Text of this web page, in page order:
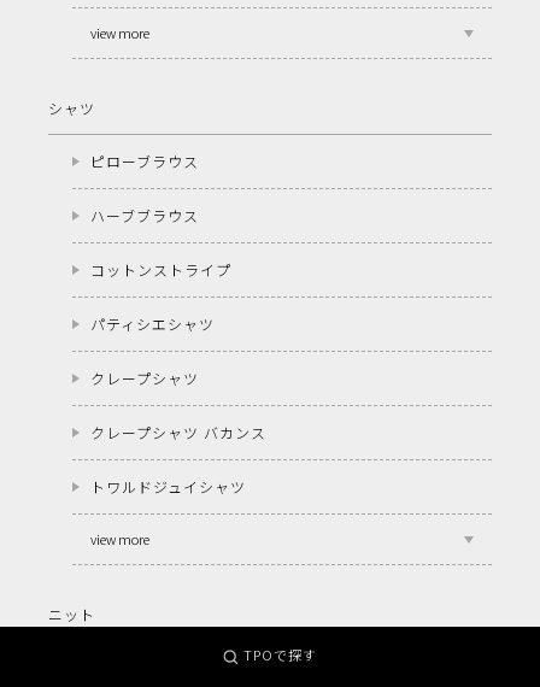
view more
シャツ
ピローブラウス
ハーブブラウス
コットンストライプ
パティシエシャツ
クレープシャツ
クレープシャツ バカンス
トワルドジュイシャツ
view more
ニット
クールビューティー"C"
TPOで探す